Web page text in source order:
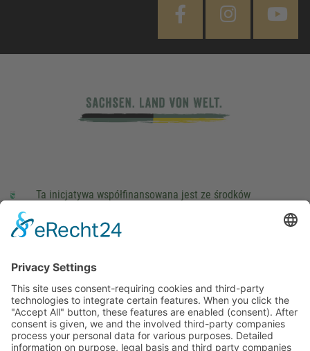
Ta inicjatywa współfinansowana jest ze środków
parlamentarzystów Landtagu Saksońskiego budżetu.
stopka redakcyjna
This site uses consent-requiring cookies and third-party
technologies to integrate certain features. When you click the
"Accept All" button, these features are enabled (consent).